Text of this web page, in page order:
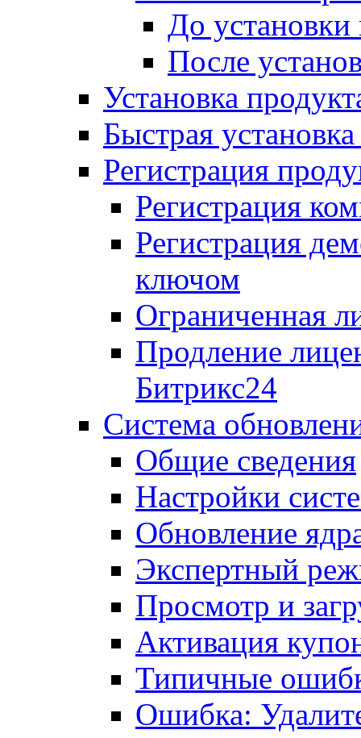
До установки
После
Установка
Быстрая
Регистрация
Регистрация
Регистрация
ключом
Ограниченная
Продление
Битрикс24
Система
Общие сведения
Настройки
Обновление
Экспертный
Просмотр и
Активация
Типичные
Ошибка: